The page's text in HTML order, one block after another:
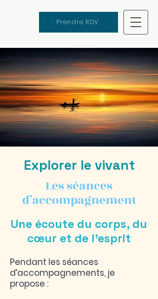
Prendre RDV
Explorer le vivant
Les séances
d’accompagnement
Une écoute du corps, du
cœur et de l'esprit
Pendant les séances
d’accompagnements, je
propose :